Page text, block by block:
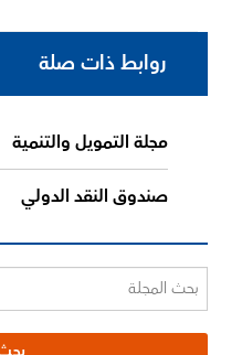
روابط ذات صلة
مجلة التمويل والتنمية
صندوق النقد الدولي